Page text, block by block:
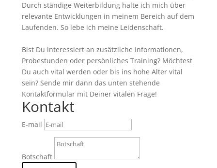
Durch ständige Weiterbildung halte ich mich über
relevante Entwicklungen in meinem Bereich auf dem
Laufenden. So lebe ich meine Leidenschaft.
Bist Du interessiert an zusätzliche Informationen,
Probestunden oder persönliches Training? Möchtest
Du auch vital werden oder bis ins hohe Alter vital
sein? Sende mir dann das unten stehende
Kontaktformular mit Deiner vitalen Frage!
Kontakt
E-mail
Botschaft